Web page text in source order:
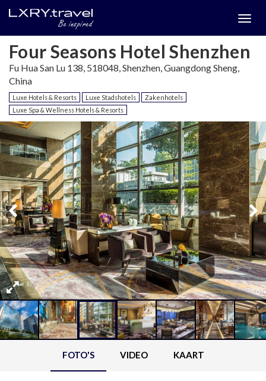
Four Seasons Hotel Shenzhen
Fu Hua San Lu 138, 518048, Shenzhen, Guangdong Sheng,
China
Luxe Hotels & Resorts Luxe Stadshotels
Zakenhotels
Luxe Spa & Wellness Hotels & Resorts
FOTO'S VIDEO KAART